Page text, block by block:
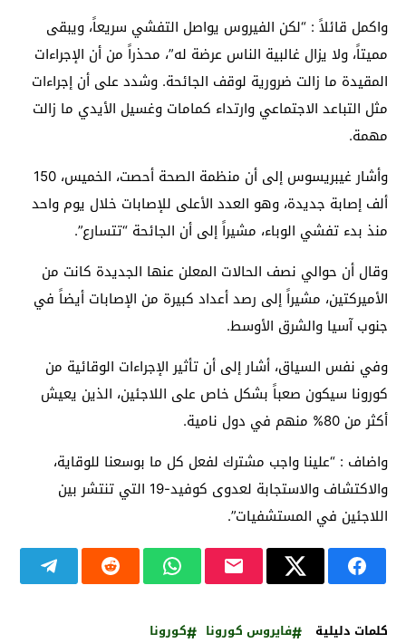
واكمل قائلاً : “لكن الفيروس يواصل التفشي سريعاً، ويبقى
مميتاً، ولا يزال غالبية الناس عرضة له”، محذراً من أن الإجراءات
المقيدة ما زالت ضرورية لوقف الجائحة. وشدد على أن إجراءات
مثل التباعد الاجتماعي وارتداء كمامات وغسيل الأيدي ما زالت
مهمة.
وأشار غيبريسوس إلى أن منظمة الصحة أحصت، الخميس، 150
ألف إصابة جديدة، وهو العدد الأعلى للإصابات خلال يوم واحد
منذ بدء تفشي الوباء، مشيراً إلى أن الجائحة “تتسارع”.
وقال أن حوالي نصف الحالات المعلن عنها الجديدة كانت من
الأميركتين، مشيراً إلى رصد أعداد كبيرة من الإصابات أيضاً في
جنوب آسيا والشرق الأوسط.
وفي نفس السياق، أشار إلى أن تأثير الإجراءات الوقائية من
كورونا سيكون صعباً بشكل خاص على اللاجئين، الذين يعيش
أكثر من 80% منهم في دول نامية.
واضاف : “علينا واجب مشترك لفعل كل ما بوسعنا للوقاية،
والاكتشاف والاستجابة لعدوى كوفيد-19 التي تنتشر بين
اللاجئين في المستشفيات”.
كلمات دليلية فايروس كورونا كورونا